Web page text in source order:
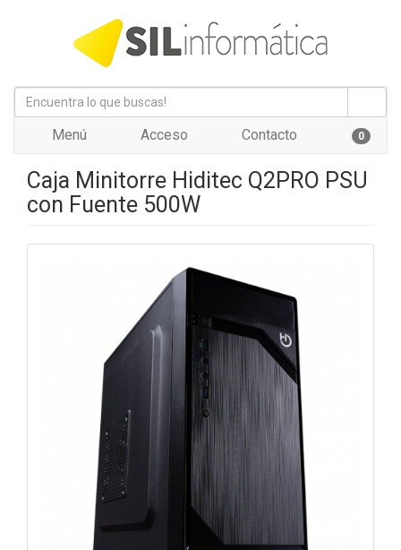
Menú Acceso Contacto 0
Caja Minitorre Hiditec Q2PRO PSU
con Fuente 500W